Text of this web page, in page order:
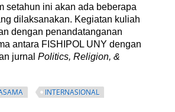
setahun ini akan ada beberapa
dilaksanakan. Kegiatan kuliah
dengan penandatanganan
antara FISHIPOL UNY dengan
jurnal Politics, Religion, &
INTERNASIONAL